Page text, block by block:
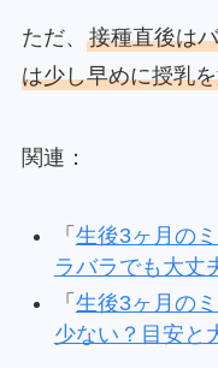
ただ、 接種直後は
は少し早めに授乳
関連：
「 生後3ヶ月の
ラバラでも大丈
「 生後3ヶ月の
少ない？目安と